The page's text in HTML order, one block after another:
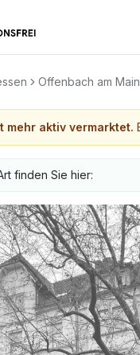
Offenbach am Main
mehr aktiv vermarktet.
finden Sie hier: